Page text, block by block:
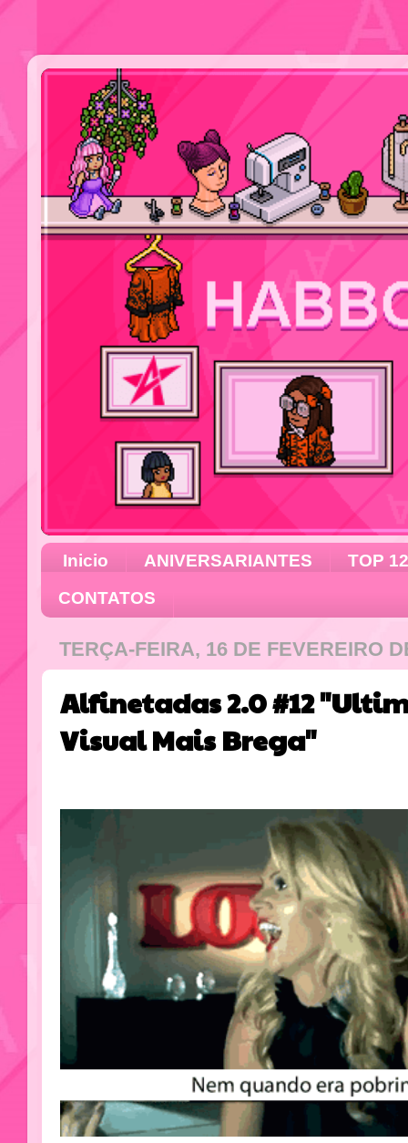
Inicio ANIVERSARIANTES
TOP 12
CONTATOS
TERÇA-FEIRA, 16 DE FEVEREIRO
Alfinetadas 2.0 #12
Visual Mais Brega"